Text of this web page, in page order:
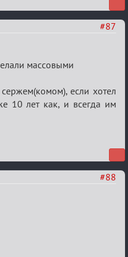
#87
массовыми
если хотел
10 лет как, и всегда им
#88